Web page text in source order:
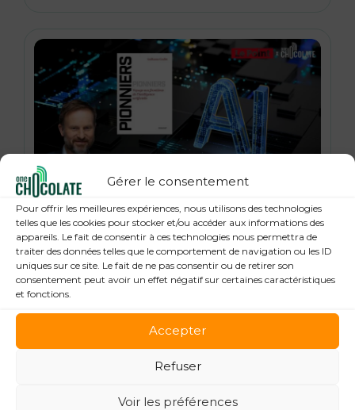
Gérer le consentement
Pour offrir les meilleures expériences, nous utilisons des technologies
telles que les cookies pour stocker et/ou accéder aux informations des
appareils. Le fait de consentir à ces technologies nous permettra de
traiter des données telles que le comportement de navigation ou les ID
uniques sur ce site. Le fait de ne pas consentir ou de retirer son
consentement peut avoir un effet négatif sur certaines caractéristiques
et fonctions.
Accepter
Refuser
Voir les préférences
21 janvier 2026
« Pionniers », anatomie des leaders de la
Tech : Guillaume Grallet, Le Point